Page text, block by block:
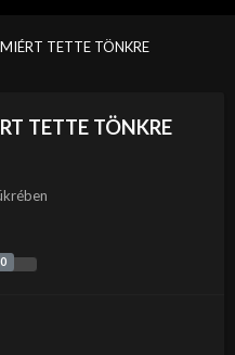
TETTE TÖNKRE
TETTE TÖNKRE
0